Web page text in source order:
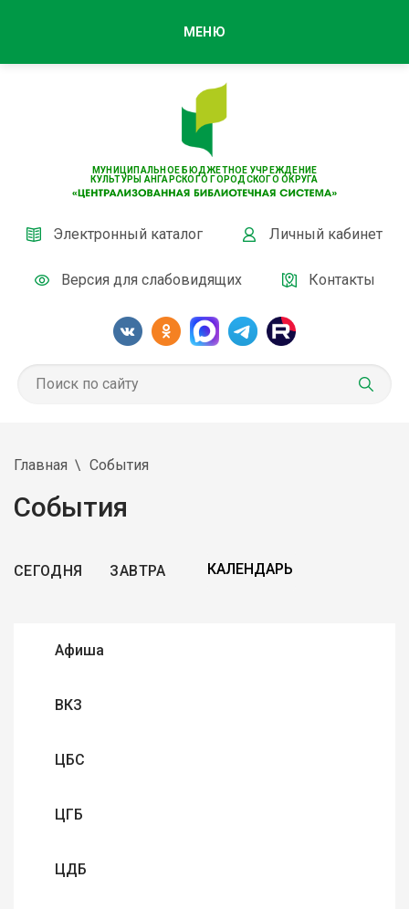
МУНИЦИПАЛЬНОЕ БЮДЖЕТНОЕ УЧРЕЖДЕНИЕ
КУЛЬТУРЫ АНГАРСКОГО ГОРОДСКОГО ОКРУГА
Электронный каталог Личный кабинет
Версия для слабовидящих Контакты
МЕНЮ
Главная События
События
СЕГОДНЯ ЗАВТРА
Афиша
ВКЗ
ЦБС
ЦГБ
ЦДБ